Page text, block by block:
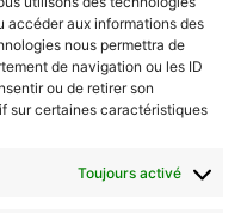
accéder aux informations des
nous permettra de
de navigation ou les ID
ou de retirer son
sur certaines caractéristiques
Toujours activé
ou hebdo ?